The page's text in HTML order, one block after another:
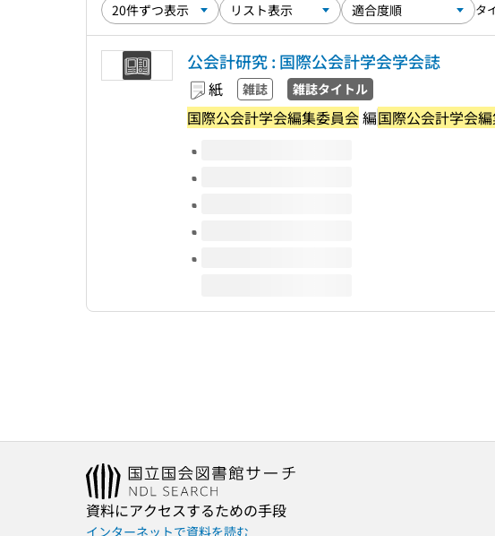
タ
公会計研究 : 国際公会計学会学会誌
紙 雑誌 雑誌タイトル
国際公会計学会編集委員会編国際公会計学会
このタイトルの巻号
資料にアクセスするための手段
インターネットで資料を読む